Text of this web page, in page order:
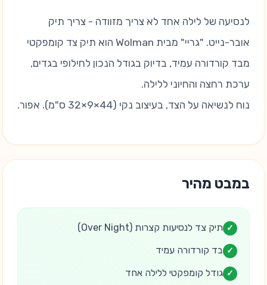
לנסיעה של לילה אחד לא צריך מזוודה - צריך תיק
אובר-נייט. "גריי" מבית Wolman הוא תיק צד קומפקטי
מבד קורדורה עמיד, בדיוק בגודל הנכון לחילופי בגדים,
ערכת רחצה והחיוני ללילה.
נוח לנשיאה על הצד, בעיצוב נקי (44×9×32 ס"מ). אפור.
במבט מהיר
✓ תיק צד לנסיעות קצרות (Over Night)
✓ בד קורדורה עמיד
✓ גודל קומפקטי ללילה אחד